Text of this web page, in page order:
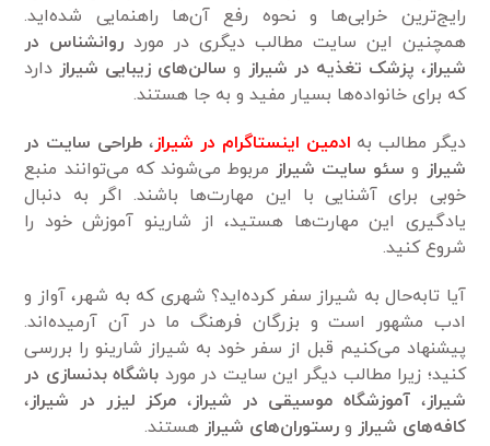
رایج‌ترین خرابی‌ها و نحوه رفع آن‌ها راهنمایی شده‌اید.
همچنین این سایت مطالب دیگری در مورد روانشناس در
شیراز، پزشک تغذیه در شیراز و سالن‌های زیبایی شیراز دارد
که برای خانواده‌ها بسیار مفید و به جا هستند.
دیگر مطالب به ادمین اینستاگرام در شیراز، طراحی سایت در
شیراز و سئو سایت شیرازمربوط می‌شوند که می‌توانند منبع
خوبی برای آشنایی با این مهارت‌ها باشند. اگر به دنبال
یادگیری این مهارت‌ها هستید، از شارینو آموزش خود را
شروع کنید.
آیا تابه‌حال به شیراز سفر کرده‌اید؟ شهری که به شهر، آواز و
ادب مشهور است و بزرگان فرهنگ ما در آن آرمیده‌اند.
پیشنهاد می‌کنیم قبل از سفر خود به شیراز شارینو را بررسی
کنید؛ زیرا مطالب دیگر این سایت در مورد باشگاه بدنسازی در
شیراز،آموزشگاه موسیقی در شیراز، مرکز لیزر در شیراز،
کافه‌های شیراز ورستوران‌های شیراز هستند.